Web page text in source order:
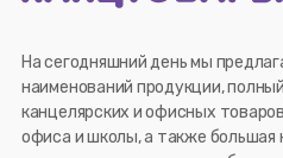
На сегодняшний день мы
наименований продукции,
канцелярских и офисных
офиса и школы, а также большая